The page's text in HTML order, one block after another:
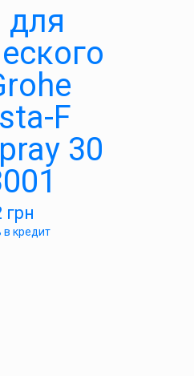
для
F
30
грн
в кредит